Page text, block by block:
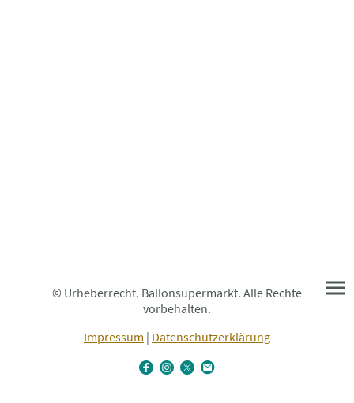
© Urheberrecht. Ballonsupermarkt. Alle Rechte
vorbehalten.
Impressum | Datenschutzerklärung